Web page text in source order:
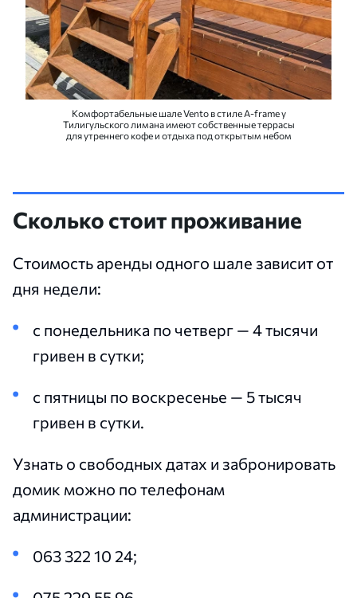
Комфортабельные шале Vento в стиле A-frame у
Тилигульского лимана имеют собственные террасы
для утреннего кофе и отдыха под открытым небом
Сколько стоит проживание
Стоимость аренды одного шале зависит от
дня недели:
с понедельника по четверг — 4 тысячи
гривен в сутки;
с пятницы по воскресенье — 5 тысяч
гривен в сутки.
Узнать о свободных датах и забронировать
домик можно по телефонам
администрации:
063 322 10 24;